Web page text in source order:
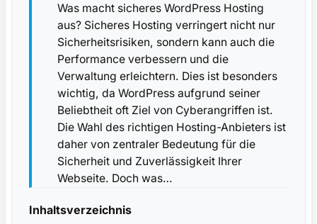
Was macht sicheres WordPress Hosting
aus? Sicheres Hosting verringert nicht nur
Sicherheitsrisiken, sondern kann auch die
Performance verbessern und die
Verwaltung erleichtern. Dies ist besonders
wichtig, da WordPress aufgrund seiner
Beliebtheit oft Ziel von Cyberangriffen ist.
Die Wahl des richtigen Hosting-Anbieters ist
daher von zentraler Bedeutung für die
Sicherheit und Zuverlässigkeit Ihrer
Webseite. Doch was…
Inhaltsverzeichnis